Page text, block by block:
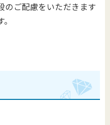
のご配慮をいただきます